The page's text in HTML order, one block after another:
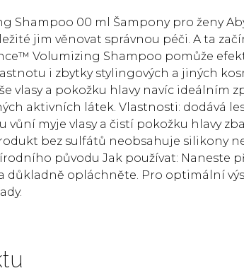
Shampoo 00 ml Šampony pro ženy
jim věnovat správnou péči. A ta
Volumizing Shampoo pomůže
i zbytky stylingových a jiných
vlasy a pokožku hlavy navíc ideálním
aktivních látek. Vlastnosti: dodává
vůní myje vlasy a čistí pokožku hlavy
bez sulfátů neobsahuje silikony
původu Jak používat: Naneste
důkladně opláchněte. Pro optimální